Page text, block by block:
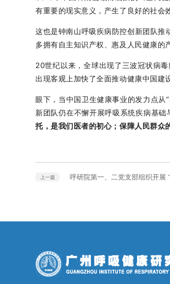
有重要的现实意义，产生了良好的社会
这也是钟南山呼吸疾病防控创新团队推
多拥有自主知识产权、惠及人民健康的
20世纪以来，全球出现了三波冠状病
出现客观上加快了全面推动健康中国建
眼下，当中国卫生健康事业的发力点从
新团队仍在不懈开展呼吸系统疾病基
托，是我们医者的初心；保障人民群众
上一篇 呼研院第一、二党支部组织开展